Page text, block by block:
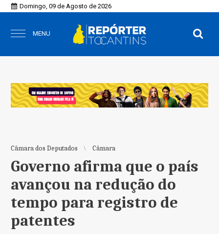
Domingo, 09 de Agosto de 2026
MENU
Câmara dos Deputados Câmara
Governo afirma que o país
avançou na redução do
tempo para registro de
patentes